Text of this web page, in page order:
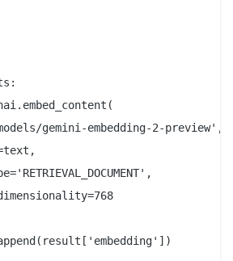
gemini-embedding-2-preview',